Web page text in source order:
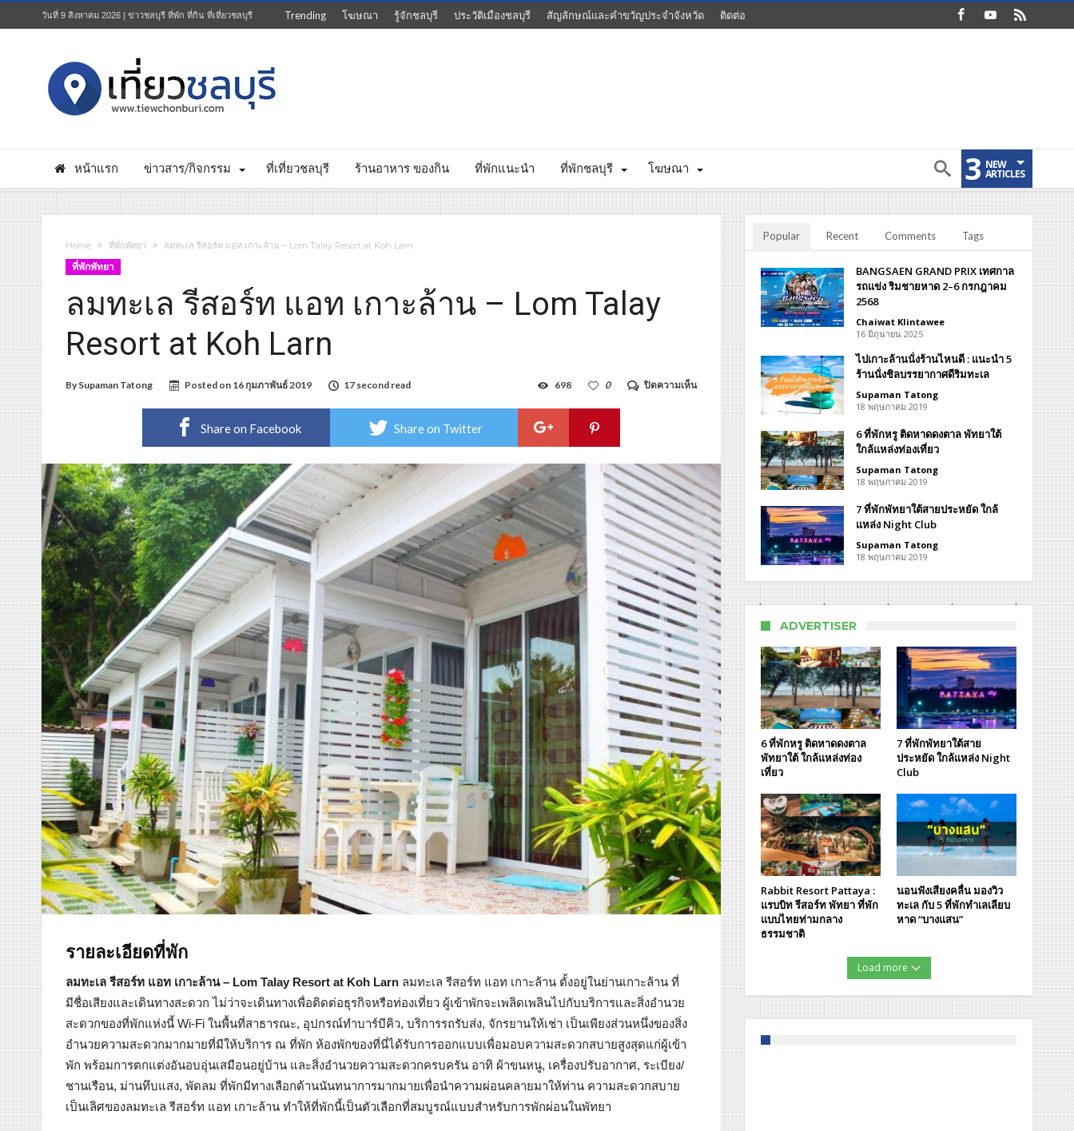
วันที่ 9 สิงหาคม 2026 | ข่าวชลบุรี ที่พัก ที่กิน ที่เที่ยวชลบุรี Trending โฆษณา รู้จักชลบุรี ประวัติเมืองชลบุรี สัญลักษณ์และคำขวัญประจำจังหวัด ติดต่อ
หน้าแรก ข่าวสาร/กิจกรรม ที่เที่ยวชลบุรี ร้านอาหาร ของกิน ที่พักแนะนำ ที่พักชลบุรี โฆษณา 3 NEW
ARTICLES
Home ที่พักพัทยา ลมทะเล รีสอร์ท แอท เกาะล้าน – Lom Talay Resort at Koh Larn
ที่พักพัทยา
ลมทะเล รีสอร์ท แอท เกาะล้าน – Lom Talay
Resort at Koh Larn
By Supaman Tatong Posted on 16 กุมภาพันธ์ 2019 17 second read ปิดความเห็นบน
–
Talay
Resort
at
Koh
Larn
0
698
Share on Facebook Share on Twitter
รายละเอียดที่พัก
ลมทะเล รีสอร์ท แอท เกาะล้าน – Lom Talay Resort at Koh Larn ลมทะเล รีสอร์ท แอท เกาะล้าน ตั้งอยู่ในย่านเกาะล้าน ที่
มีชื่อเสียงและเดินทางสะดวก ไม่ว่าจะเดินทางเพื่อติดต่อธุรกิจหรือท่องเที่ยว ผู้เข้าพักจะเพลิดเพลินไปกับบริการและสิ่งอำนวย
สะดวกของที่พักแห่งนี้ Wi-Fi ในพื้นที่สาธารณะ, อุปกรณ์ทำบาร์บีคิว, บริการรถรับส่ง, จักรยานให้เช่า เป็นเพียงส่วนหนึ่งของสิ่ง
อำนวยความสะดวกมากมายที่มีให้บริการ ณ ที่พัก ห้องพักของที่นี่ได้รับการออกแบบเพื่อมอบความสะดวกสบายสูงสุดแก่ผู้เข้า
พัก พร้อมการตกแต่งอันอบอุ่นเสมือนอยู่บ้าน และสิ่งอำนวยความสะดวกครบครัน อาทิ ผ้าขนหนู, เครื่องปรับอากาศ, ระเบียง/
ชานเรือน, ม่านทึบแสง, พัดลม ที่พักมีทางเลือกด้านนันทนาการมากมายเพื่อนำความผ่อนคลายมาให้ท่าน ความสะดวกสบาย
เป็นเลิศของลมทะเล รีสอร์ท แอท เกาะล้าน ทำให้ที่พักนี้เป็นตัวเลือกที่สมบูรณ์แบบสำหรับการพักผ่อนในพัทยา
Popular Recent Comments Tags
BANGSAEN GRAND PRIX เทศกาล
รถแข่ง ริมชายหาด 2–6 กรกฎาคม
2568
Chaiwat Klintawee
16 มิถุนายน 2025
ไปเกาะล้านนั่งร้านไหนดี : แนะนำ 5
ร้านนั่งชิลบรรยากาศดีริมทะเล
Supaman Tatong
18 พฤษภาคม 2019
6 ที่พักหรู ติดหาดดงตาล พัทยาใต้
ใกล้แหล่งท่องเที่ยว
Supaman Tatong
18 พฤษภาคม 2019
7 ที่พักพัทยาใต้สายประหยัด ใกล้
แหล่ง Night Club
Supaman Tatong
18 พฤษภาคม 2019
ADVERTISER
6 ที่พักหรู ติดหาดดงตาล
พัทยาใต้ ใกล้แหล่งท่อง
เที่ยว
7 ที่พักพัทยาใต้สาย
ประหยัด ใกล้แหล่ง Night
Club
Rabbit Resort Pattaya :
แรบบิท รีสอร์ท พัทยา ที่พัก
แบบไทยท่ามกลาง
ธรรมชาติ
นอนฟังเสียงคลื่น มองวิว
ทะเล กับ 5 ที่พักทำเลเลียบ
หาด “บางแสน”
Load more